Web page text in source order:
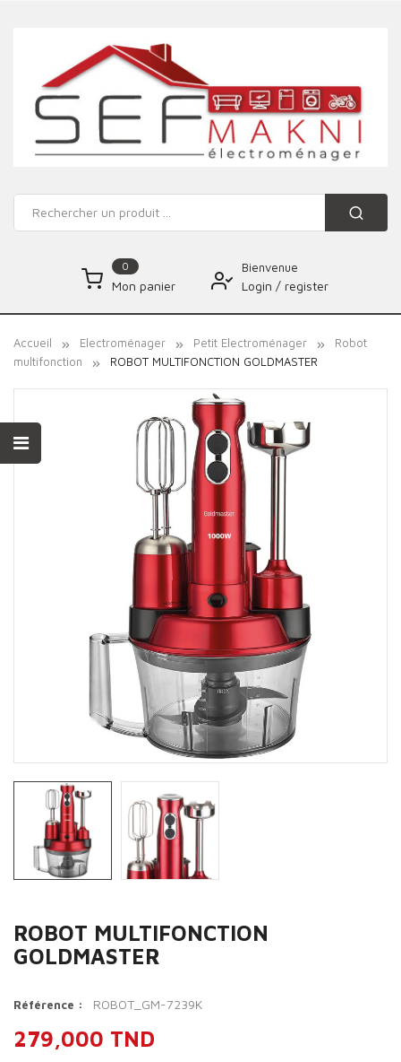
0
Mon panier
Bienvenue
Login / register
Accueil Electroménager Petit Electroménager
Robot
multifonction
ROBOT MULTIFONCTION GOLDMASTER
ROBOT MULTIFONCTION
GOLDMASTER
Référence : ROBOT_GM-7239K
279,000 TND